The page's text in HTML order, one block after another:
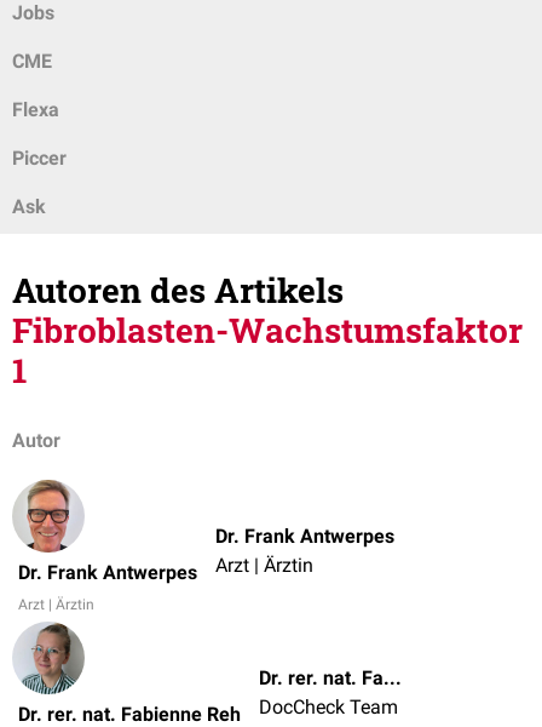
Jobs
CME
Flexa
Piccer
Ask
Autoren des Artikels
Fibroblasten-Wachstumsfaktor
1
Autor
Dr. Frank Antwerpes
Arzt | Ärztin
Dr. Frank Antwerpes
Arzt | Ärztin
Dr. rer. nat. Fabienne Reh
Dr. rer. nat. Fabienne Reh
DocCheck Team